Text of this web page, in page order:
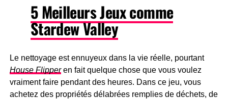
5 Meilleurs Jeux comme
Stardew Valley
Le nettoyage est ennuyeux dans la vie réelle, pourtant
House Flipperen fait quelque chose que vous voulez
vraiment faire pendant des heures. Dans ce jeu, vous
achetez des propriétés délabrées remplies de déchets, de